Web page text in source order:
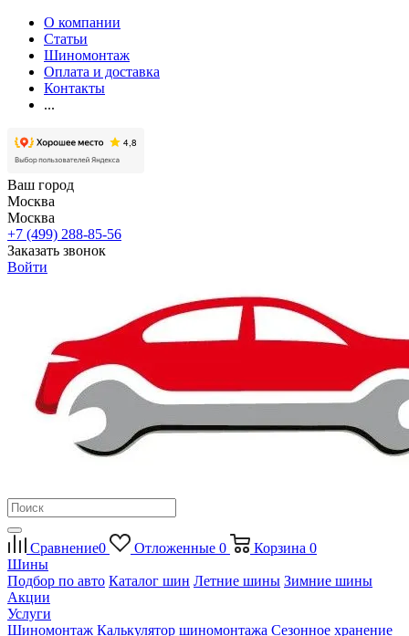
О компании
Статьи
Шиномонтаж
Оплата и доставка
Контакты
...
Ваш город
Москва
Москва
+7 (499) 288-85-56
Заказать звонок
Войти
Сравнение0 Отложенные 0 Корзина 0
Шины
Подбор по авто Каталог шин Летние шины Зимние шины
Акции
Услуги
Шиномонтаж Калькулятор шиномонтажа Сезонное хранение